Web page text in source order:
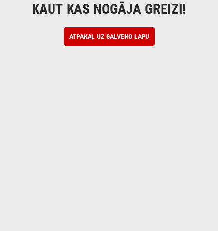
KAUT KAS NOGĀJA GREIZI!
ATPAKAĻ UZ GALVENO LAPU